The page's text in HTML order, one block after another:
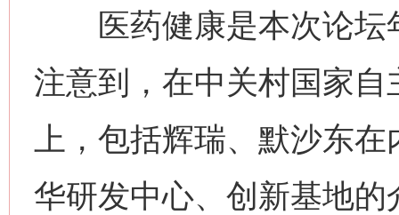
医药健康是本次论坛
注意到，在中关村国家
上，包括辉瑞、默沙东
华研发中心、创新基地的